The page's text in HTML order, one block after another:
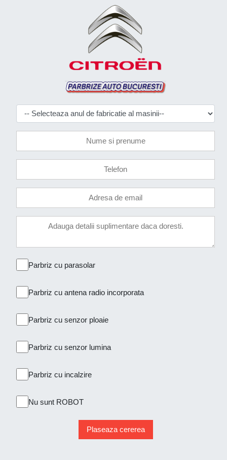
Parbriz cu parasolar
Parbriz cu antena radio incorporata
Parbriz cu senzor ploaie
Parbriz cu senzor lumina
Parbriz cu incalzire
Nu sunt ROBOT
Plaseaza cererea